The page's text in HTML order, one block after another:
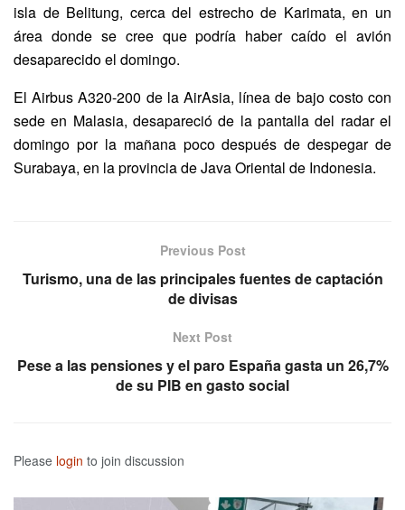
isla de Belitung, cerca del estrecho de Karimata, en un
área donde se cree que podría haber caído el avión
desaparecido el domingo.
El Airbus A320-200 de la AirAsia, línea de bajo costo con
sede en Malasia, desapareció de la pantalla del radar el
domingo por la mañana poco después de despegar de
Surabaya, en la provincia de Java Oriental de Indonesia.
Previous Post
Turismo, una de las principales fuentes de captación
de divisas
Next Post
Pese a las pensiones y el paro España gasta un 26,7%
de su PIB en gasto social
Please login to join discussion